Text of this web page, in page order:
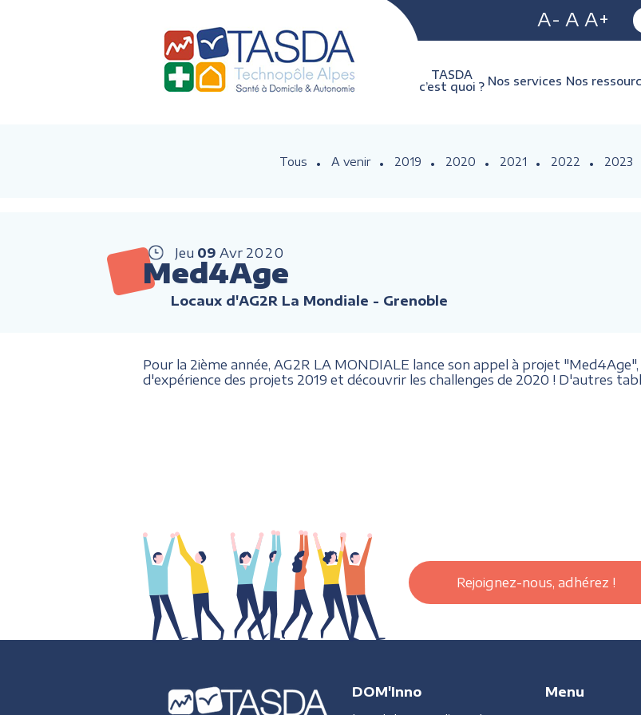
A- A A+
TASDA
c’est quoi ? Nos services Nos
Tous A venir 2019 2020 2021 2022 2023
Jeu 09 Avr 2020
Med4Age
Locaux d'AG2R La Mondiale - Grenoble
Pour la 2ième année, AG2R LA MONDIALE lance son appel à projet
d'expérience des projets 2019 et découvrir les challenges de 2020 ! D'autres
Rejoignez-nous, adhérez !
DOM'Inno Menu